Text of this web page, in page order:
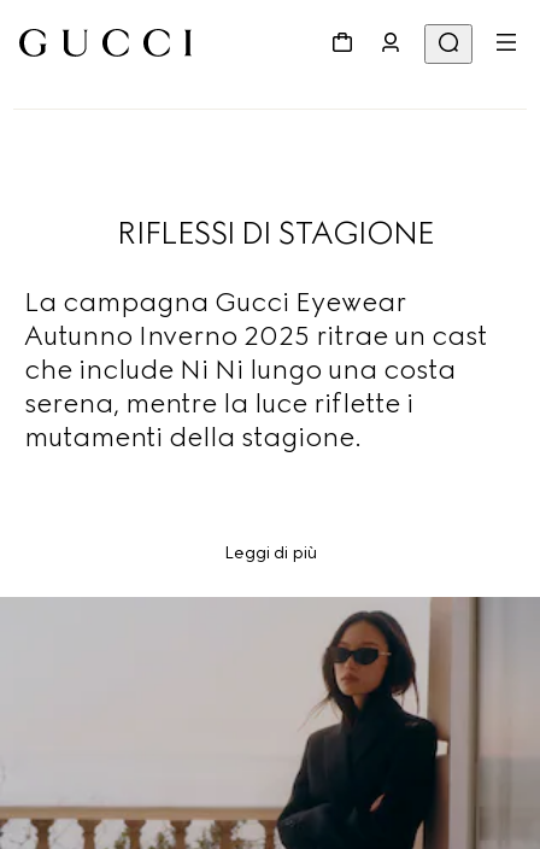
RIFLESSI DI STAGIONE
La campagna Gucci Eyewear
Autunno Inverno 2025 ritrae un cast
che include Ni Ni lungo una costa
serena, mentre la luce riflette i
mutamenti della stagione.
Leggi di più